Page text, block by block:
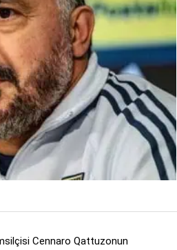
Cennaro Qattuzonun